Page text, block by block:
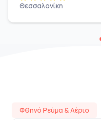
Θεσσαλονίκη
Φθηνό Ρεύμα & Αέριο